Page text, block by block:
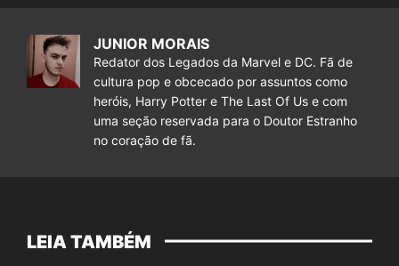
JUNIOR MORAIS
Redator dos Legados da Marvel e DC. Fã de
cultura pop e obcecado por assuntos como
heróis, Harry Potter e The Last Of Us e com
uma seção reservada para o Doutor Estranho
no coração de fã.
LEIA TAMBÉM